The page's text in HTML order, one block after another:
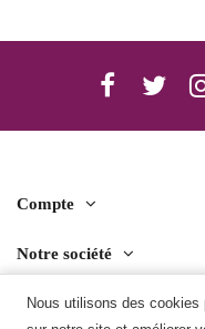
Nous utilisons des
Compte
Notre société
Contact us